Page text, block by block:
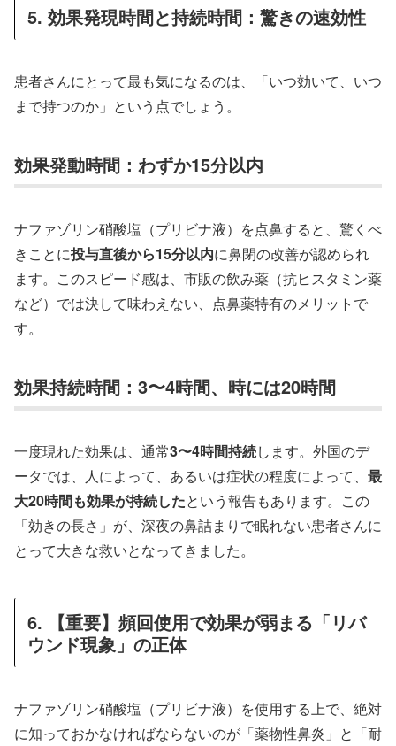
5. 効果発現時間と持続時間：驚きの速効性
患者さんにとって最も気になるのは、「いつ効いて、いつ
まで持つのか」という点でしょう。
効果発動時間：わずか15分以内
ナファゾリン硝酸塩（プリビナ液）を点鼻すると、驚くべ
きことに投与直後から15分以内に鼻閉の改善が認められ
ます。このスピード感は、市販の飲み薬（抗ヒスタミン薬
など）では決して味わえない、点鼻薬特有のメリットで
す。
効果持続時間：3〜4時間、時には20時間
一度現れた効果は、通常3〜4時間持続します。外国のデ
ータでは、人によって、あるいは症状の程度によって、 最
大20時間も効果が持続したという報告もあります。この
「効きの長さ」が、深夜の鼻詰まりで眠れない患者さんに
とって大きな救いとなってきました。
6. 【重要】頻回使用で効果が弱まる「リバ
ウンド現象」の正体
ナファゾリン硝酸塩（プリビナ液）を使用する上で、絶対
に知っておかなければならないのが「薬物性鼻炎」と「耐